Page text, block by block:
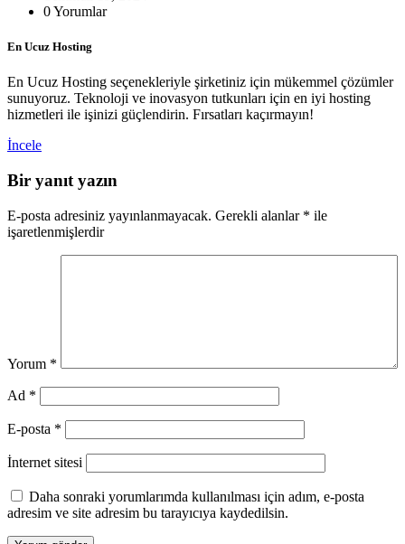
0 Yorumlar
En Ucuz Hosting
En Ucuz Hosting seçenekleriyle şirketiniz için mükemmel çözümler
sunuyoruz. Teknoloji ve inovasyon tutkunları için en iyi hosting
hizmetleri ile işinizi güçlendirin. Fırsatları kaçırmayın!
İncele
Bir yanıt yazın
E-posta adresiniz yayınlanmayacak. Gerekli alanlar * ile
işaretlenmişlerdir
Yorum *
Ad *
E-posta *
İnternet sitesi
Daha sonraki yorumlarımda kullanılması için adım, e-posta
adresim ve site adresim bu tarayıcıya kaydedilsin.